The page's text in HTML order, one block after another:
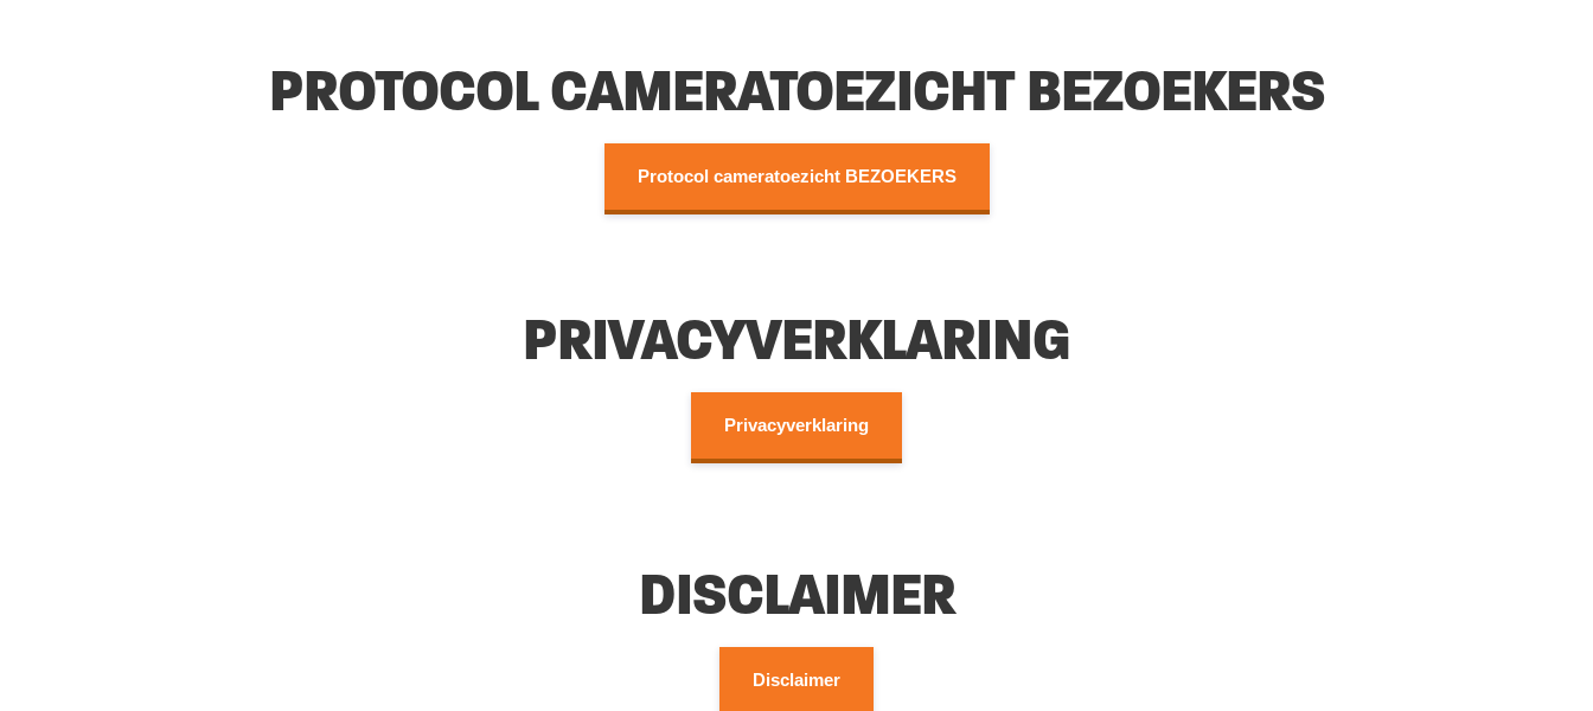
PROTOCOL CAMERATOEZICHT BEZOEKERS
Protocol cameratoezicht BEZOEKERS
PRIVACYVERKLARING
Privacyverklaring
DISCLAIMER
Disclaimer